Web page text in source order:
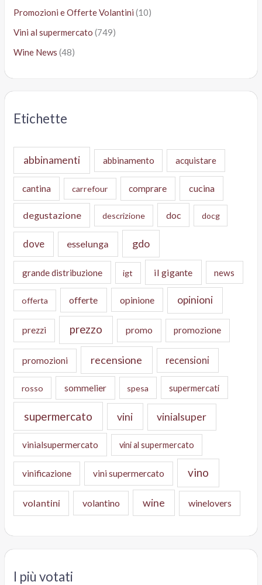
Promozioni e Offerte Volantini (10)
Vini al supermercato (749)
Wine News (48)
Etichette
abbinamenti abbinamento acquistare
cantina carrefour comprare cucina
degustazione descrizione doc docg
dove esselunga gdo
grande distribuzione igt il gigante news
offerta offerte opinione opinioni
prezzi prezzo promo promozione
promozioni recensione recensioni
rosso sommelier spesa supermercati
supermercato vini vinialsuper
vinialsupermercato vini al supermercato
vinificazione vini supermercato vino
volantini volantino wine winelovers
I più votati